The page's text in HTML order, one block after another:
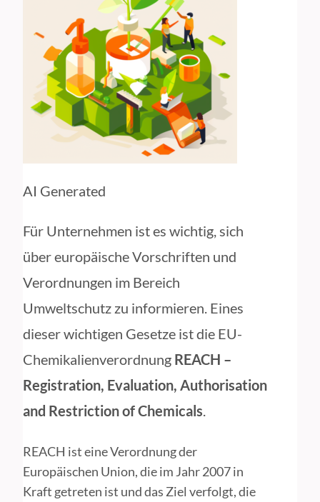
AI Generated
Für Unternehmen ist es wichtig, sich
über europäische Vorschriften und
Verordnungen im Bereich
Umweltschutz zu informieren. Eines
dieser wichtigen Gesetze ist die EU-
Chemikalienverordnung REACH –
Registration, Evaluation, Authorisation
and Restriction of Chemicals.
REACH ist eine Verordnung der
Europäischen Union, die im Jahr 2007 in
Kraft getreten ist und das Ziel verfolgt, die